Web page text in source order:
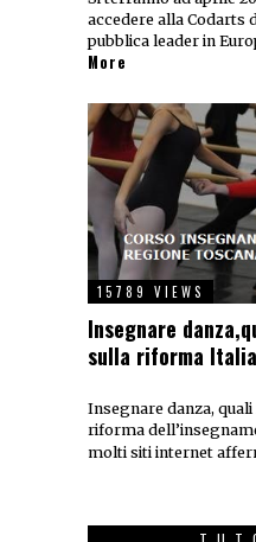
accedere alla Codarts
pubblica leader in
More
15789 VIEWS
Insegnare
sulla riforma Italia
Insegnare danza,
riforma
molti siti internet